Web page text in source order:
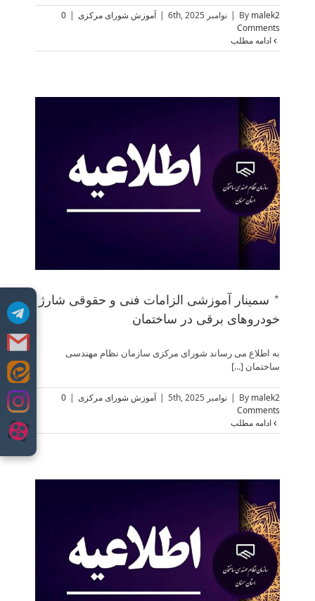
to
content
By malek2
| نوامبر 6th, 2025 | آموزش شورای مرکزی |
0
Comments
ادامه مطلب
* سمینار آموزشی الزامات فنی و حقوقی شارژ
خودروهای برقی در ساختمان
به اطلاع می رساند شورای مرکزی سازمان نظام مهندسی
ساختمان [...]
By malek2
| نوامبر 5th, 2025 | آموزش شورای مرکزی |
0
Comments
ادامه مطلب